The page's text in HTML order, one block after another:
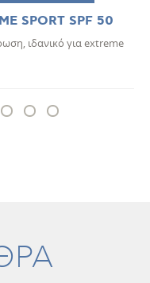
SPORT SPF 50
ιδανικό για extreme